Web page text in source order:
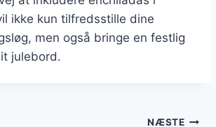
ikke kun tilfredsstille dine
men også bringe en festlig
julebord.
NÆSTE